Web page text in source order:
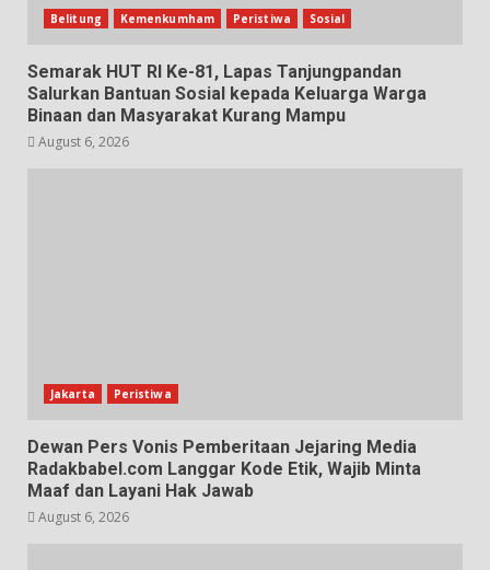
Belitung Kemenkumham Peristiwa Sosial
Semarak HUT RI Ke-81, Lapas Tanjungpandan
Salurkan Bantuan Sosial kepada Keluarga Warga
Binaan dan Masyarakat Kurang Mampu
August 6, 2026
Jakarta Peristiwa
Dewan Pers Vonis Pemberitaan Jejaring Media
Radakbabel.com Langgar Kode Etik, Wajib Minta
Maaf dan Layani Hak Jawab
August 6, 2026